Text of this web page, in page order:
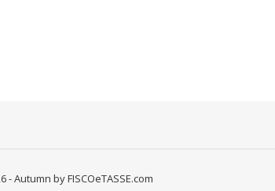
- Autumn by FISCOeTASSE.com